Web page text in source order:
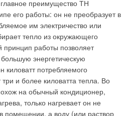
преимущество ТН
его работы: он не преобразует в
им электричество или
тепло из окружающего
принцип работы позволяет
энергетическую
потребляемого
и более киловатта тепла. Во
на обычный кондиционер,
только нагревает он не
помещении, а воду (или раствор
каждого треста будет входить
заказчиков: от подбора
рынка и контроля качества
широкий ассортимент передовых
решений сможет полностью
ценовому спектру — от
— оборудование от всемирно
газовые котлы и
, радиаторы Dia Normи Royal
жилого здания оснащен
с пофасадным
теплоносителя, требуемый
помещении это обеспечить не
свою работу радиаторные
теплоносителя,
конкретный прибор с
уровнем температуры